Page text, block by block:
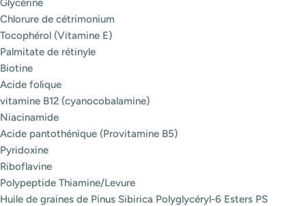
Glycérine
Chlorure de cétrimonium
Tocophérol (Vitamine E)
Palmitate de rétinyle
Biotine
Acide folique
vitamine B12 (cyanocobalamine)
Niacinamide
Acide pantothénique (Provitamine B5)
Pyridoxine
Riboflavine
Polypeptide Thiamine/Levure
Huile de graines de Pinus Sibirica Polyglycéryl-6 Esters PS